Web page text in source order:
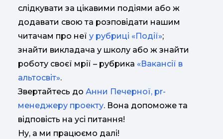
слідкувати за цікавими подіями або ж
додавати свою та розповідати нашим
читачам про неї у рубриці «Події»;
знайти викладача у школу або ж знайти
роботу своєї мрії – рубрика «Вакансії в
альтосвіт».
Звертайтесь до Анни Печерної, pr-
менеджеру проекту. Вона допоможе та
відповість на усі питання!
Ну, а ми працюємо далі!